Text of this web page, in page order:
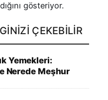
gösteriyor.
ÇEKEBILIR
Yemekleri:
Nerede Meşhur